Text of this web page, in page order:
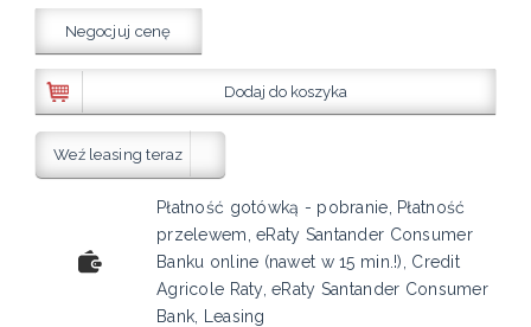
Negocjuj cenę
Dodaj do koszyka
Weź leasing teraz
Płatność gotówką - pobranie, Płatność
przelewem, eRaty Santander Consumer
Banku online (nawet w 15 min.!), Credit
Agricole Raty, eRaty Santander Consumer
Bank, Leasing